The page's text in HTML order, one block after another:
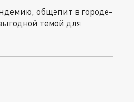
общепит в городе-
темой для